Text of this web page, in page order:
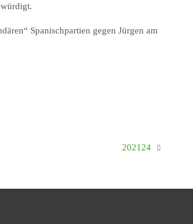
Spanischpartien gegen Jürgen am
202124